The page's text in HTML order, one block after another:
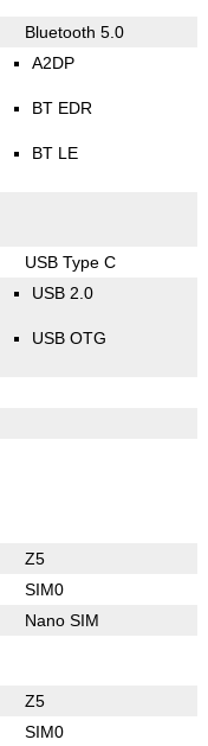
Bluetooth 5.0
A2DP
BT EDR
BT LE
USB Type C
USB 2.0
USB OTG
Z5
SIM0
Nano SIM
Z5
SIM0